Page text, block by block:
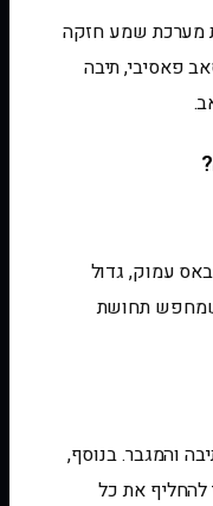
מערכת שמע חזקה
פאסיבי, תיבה
עמוק, גדול
שמחפש תחושת
והמגבר. בנוסף,
להחליף את כל